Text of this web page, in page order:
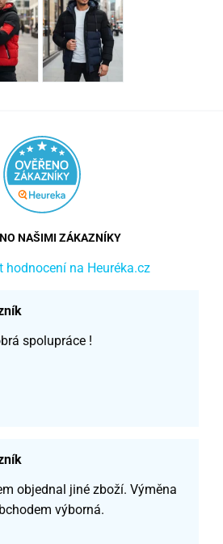
NAŠIMI ZÁKAZNÍKY
hodnocení na Heuréka.cz
spolupráce !
objednal jiné zboží. Výměna
výborná.